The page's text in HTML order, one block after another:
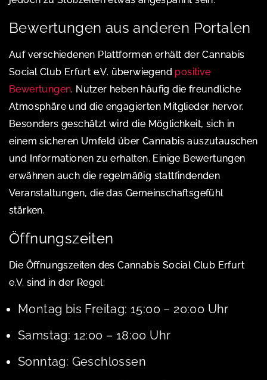
Bewertungen aus anderen Portalen
Auf verschiedenen Plattformen erhält der Cannabis
Social Club Erfurt e.V. überwiegend positive
Bewertungen. Nutzer heben häufig die freundliche
Atmosphäre und die engagierten Mitglieder hervor.
Besonders geschätzt wird die Möglichkeit, sich in
einem sicheren Umfeld über Cannabis auszutauschen
und Informationen zu erhalten. Einige Bewertungen
erwähnen auch die regelmäßig stattfindenden
Veranstaltungen, die das Gemeinschaftsgefühl
stärken.
Öffnungszeiten
Die Öffnungszeiten des Cannabis Social Club Erfurt
e.V. sind in der Regel:
Montag bis Freitag: 15:00 – 20:00 Uhr
Samstag: 12:00 – 18:00 Uhr
Sonntag: Geschlossen